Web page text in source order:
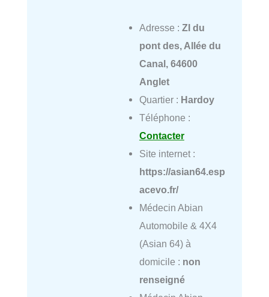
Adresse : ZI du
pont des, Allée du
Canal, 64600
Anglet
Quartier : Hardoy
Téléphone :
Contacter
Site internet :
https://asian64.esp
acevo.fr/
Médecin Abian
Automobile & 4X4
(Asian 64) à
domicile : non
renseigné